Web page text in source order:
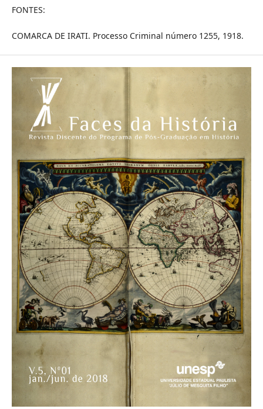
FONTES:
COMARCA DE IRATI. Processo Criminal número 1255, 1918.